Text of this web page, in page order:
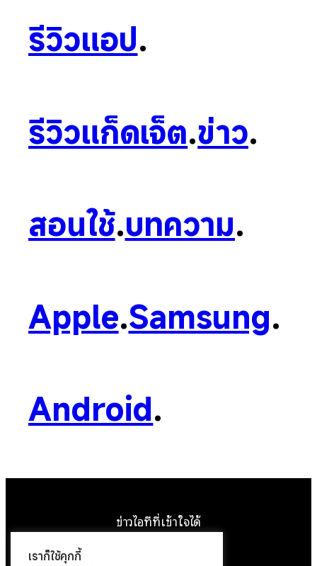
รีวิวแอป.
รีวิวแก็ดเจ็ต.ข่าว.
สอนใช้.บทความ.
Apple.Samsung.
Android.
ข่าวไอทีที่เข้าใจได้
เราก็ใช้คุกกี้